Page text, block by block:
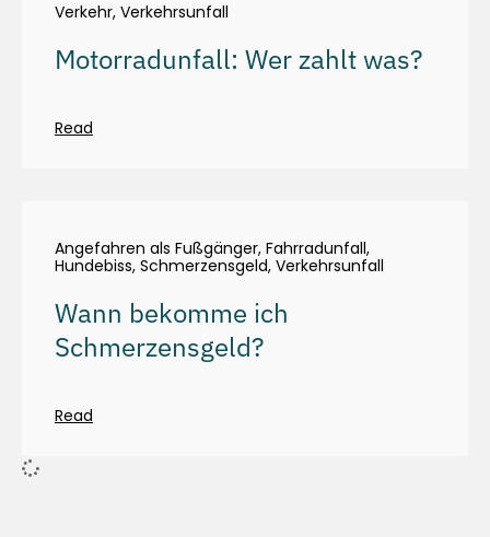
Verkehr, Verkehrsunfall
Motorradunfall: Wer zahlt was?
Read
Angefahren als Fußgänger, Fahrradunfall,
Hundebiss, Schmerzensgeld, Verkehrsunfall
Wann bekomme ich
Schmerzensgeld?
Read